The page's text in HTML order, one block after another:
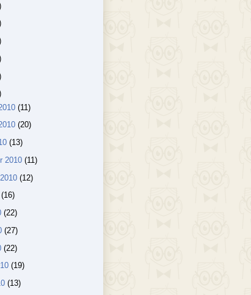
(11)
(20)
(13)
2010 (11)
(12)
(16)
(22)
(27)
(22)
(19)
(13)